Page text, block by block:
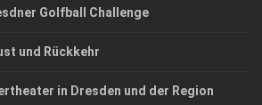
Golfball Challenge
und Rückkehr
in Dresden und der Region